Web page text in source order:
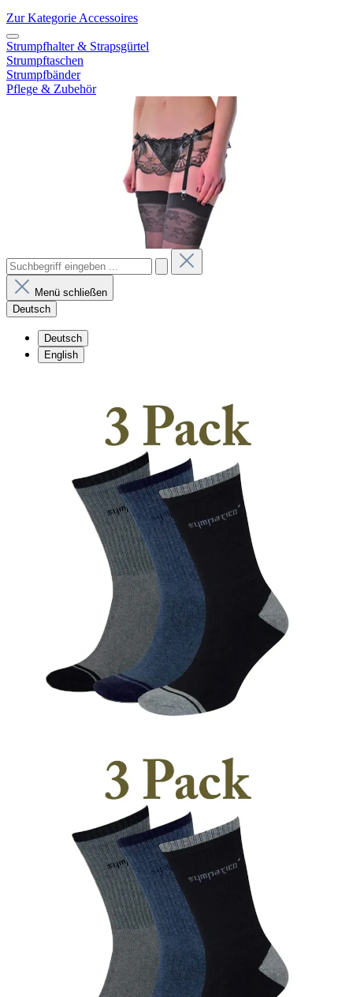
Zur Kategorie Accessoires
Strumpfhalter & Strapsgürtel
Strumpftaschen
Strumpfbänder
Pflege & Zubehör
Menü schließen
Deutsch
Deutsch
English